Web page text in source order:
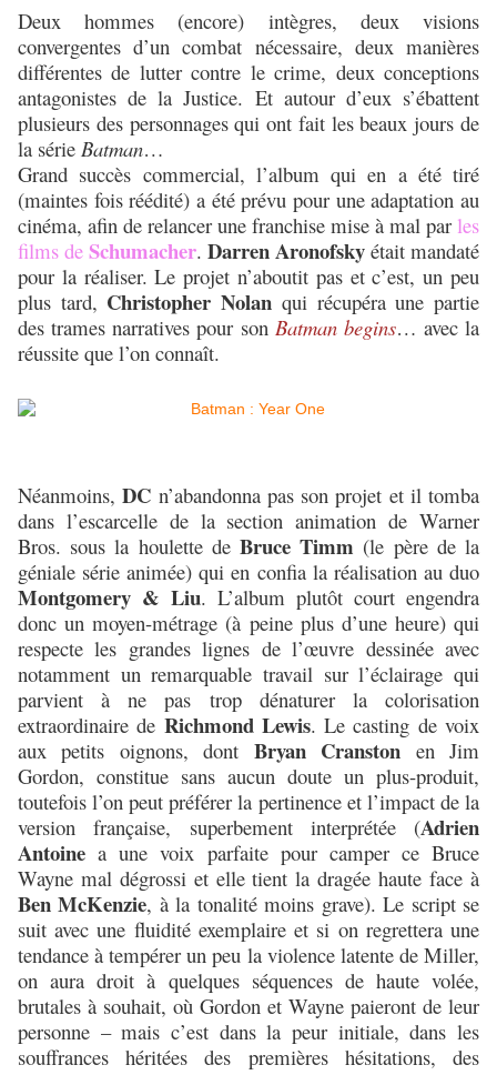
Deux hommes (encore) intègres, deux visions
convergentes d’un combat nécessaire, deux manières
différentes de lutter contre le crime, deux conceptions
antagonistes de la Justice. Et autour d’eux s’ébattent
plusieurs des personnages qui ont fait les beaux jours de
la série Batman…
Grand succès commercial, l’album qui en a été tiré
(maintes fois réédité) a été prévu pour une adaptation au
cinéma, afin de relancer une franchise mise à mal par les
films de Schumacher. Darren Aronofsky était mandaté
pour la réaliser. Le projet n’aboutit pas et c’est, un peu
plus tard, Christopher Nolan qui récupéra une partie
des trames narratives pour son Batman begins… avec la
réussite que l’on connaît.
Néanmoins,DC n’abandonna pas son projet et il tomba
dans l’escarcelle de la section animation de Warner
Bros. sous la houlette de Bruce Timm (le père de la
géniale série animée) qui en confia la réalisation au duo
Montgomery & Liu. L’album plutôt court engendra
donc un moyen-métrage (à peine plus d’une heure) qui
respecte les grandes lignes de l’œuvre dessinée avec
notamment un remarquable travail sur l’éclairage qui
parvient à ne pas trop dénaturer la colorisation
extraordinaire de Richmond Lewis. Le casting de voix
aux petits oignons, dont Bryan Cranston en Jim
Gordon, constitue sans aucun doute un plus-produit,
toutefois l’on peut préférer la pertinence et l’impact de la
version française, superbement interprétée (Adrien
Antoine a une voix parfaite pour camper ce Bruce
Wayne mal dégrossi et elle tient la dragée haute face à
Ben McKenzie, à la tonalité moins grave). Le script se
suit avec une fluidité exemplaire et si on regrettera une
tendance à tempérer un peu la violence latente de Miller,
on aura droit à quelques séquences de haute volée,
brutales à souhait, où Gordon et Wayne paieront de leur
personne – mais c’est dans la peur initiale, dans les
souffrances héritées des premières hésitations, des